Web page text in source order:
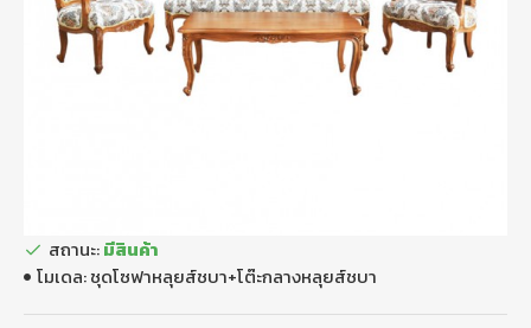
สถานะ:มีสินค้า
โมเดล:ชุดโซฟาหลุยส์ชบา+โต๊ะกลางหลุยส์ชบา